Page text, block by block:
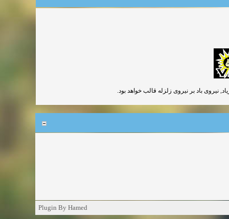
نیروی باد بر نیروی زلزله قالب خواهد بود.
Plugin By Hamed